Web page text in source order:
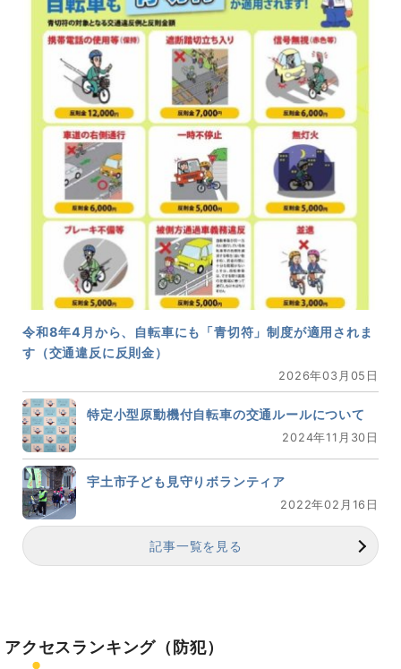
令和8年4月から、自転車にも「青切符」制度が適用されま
す（交通違反に反則金）
2026年03月05日
特定小型原動機付自転車の交通ルールについて
2024年11月30日
宇土市子ども見守りボランティア
2022年02月16日
記事一覧を見る
アクセスランキング （防犯）